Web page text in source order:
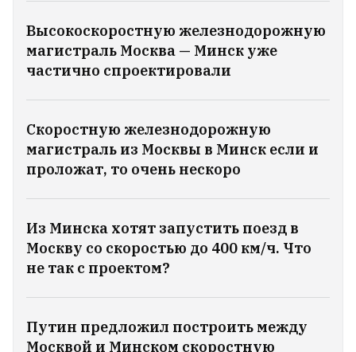
Высокоскоростную железнодорожную
магистраль Москва — Минск уже
частично спроектировали
Скоростную железнодорожную
магистраль из Москвы в Минск если и
проложат, то очень нескоро
Из Минска хотят запустить поезд в
Москву со скоростью до 400 км/ч. Что
не так с проектом?
Путин предложил построить между
Москвой и Минском скоростную
В Минске на девушку упало
дерево
2